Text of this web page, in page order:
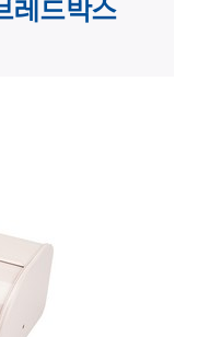
레드박스